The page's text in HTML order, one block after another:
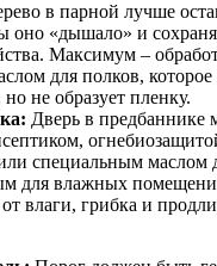
в парной лучше
оно «дышало» и
Максимум –
для полков, которое
не образует пленку.
Дверь в предбаннике
специальным маслом
для влажных
влаги, грибка и